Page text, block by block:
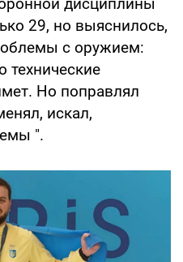
дисциплины
29, но выяснилось,
с оружием:
технические
Но поправлял
искал,
".